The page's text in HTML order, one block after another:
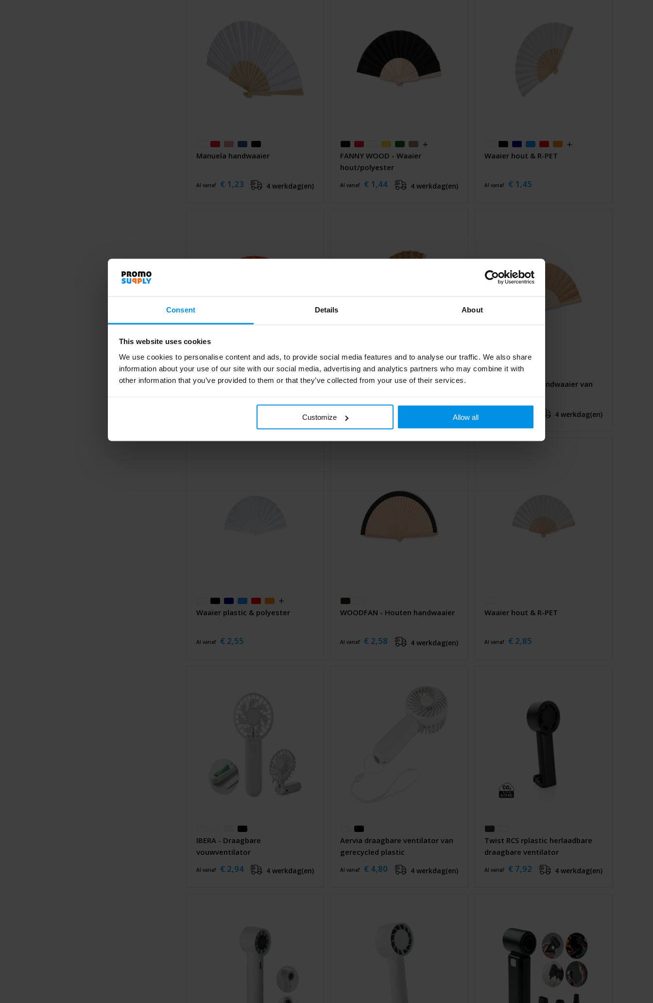
Consent Details About
This website uses cookies
We use cookies to personalise content and ads, to provide social media features and to analyse our traffic. We also share
information about your use of our site with our social media, advertising and analytics partners who may combine it with
other information that you’ve provided to them or that they’ve collected from your use of their services.
Customize Allow all
Manuela handwaaier
Al vanaf € 1,23 4 werkdag(en)
FANNY WOOD - Waaier
hout/polyester
Al vanaf € 1,44 4 werkdag(en)
Waaier hout & R-PET
Al vanaf € 1,45
BOWFAN - Houten regenboog
4 werkdag(en)
Waaier hout & kurk
FANNY CORK - Handwaaier van
4 werkdag(en)
Waaier plastic & polyester
Al vanaf € 2,55
WOODFAN - Houten handwaaier
Al vanaf € 2,58 4 werkdag(en)
Waaier hout & R-PET
Al vanaf € 2,85
IBERA - Draagbare
vouwventilator
Al vanaf € 2,94 4 werkdag(en)
Aervia draagbare ventilator van
gerecycled plastic
Al vanaf € 4,80 4 werkdag(en)
Twist RCS rplastic herlaadbare
draagbare ventilator
Al vanaf € 7,92 4 werkdag(en)